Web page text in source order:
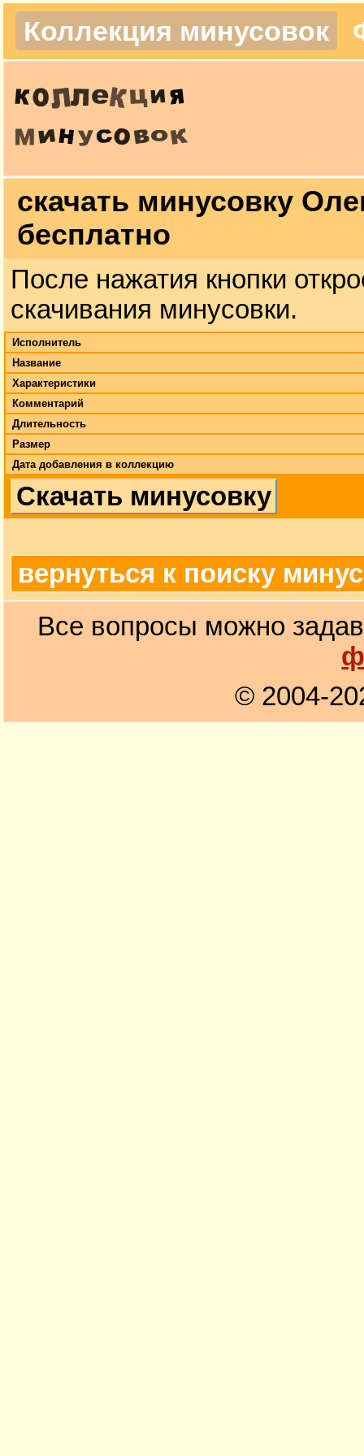
Коллекция минусовок
скачать минусовку
бесплатно
После нажатия кнопки
скачивания минусовки.
Исполнитель
Название
Характеристики
Комментарий
Длительность
Размер
Дата добавления в коллекцию
Скачать минусовку
вернуться к поиску
Все вопросы можно
© 2004-